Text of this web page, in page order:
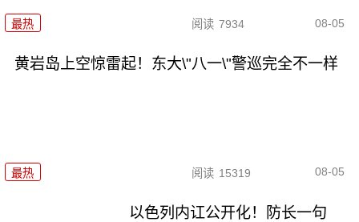
最热 阅读 7934 08-05
黄岩岛上空惊雷起！东大\"八一\"警巡完全不一样
最热 阅读 15319 08-05
以色列内讧公开化！防长一句